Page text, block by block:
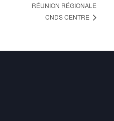
RÉUNION RÉGIONALE
CNDS CENTRE